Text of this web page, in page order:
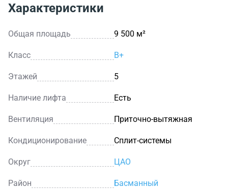
Характеристики
Общая площадь 9 500 м²
Класс B+
Этажей 5
Наличие лифта Есть
Вентиляция Приточно-вытяжная
Кондиционирование Сплит-системы
Округ ЦАО
Район Басманный